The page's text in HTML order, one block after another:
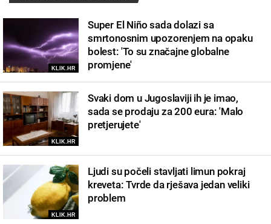
KLIK.HR
Super El Niño sada dolazi sa
smrtonosnim upozorenjem na opaku
bolest: 'To su značajne globalne
promjene'
KLIK.HR
Svaki dom u Jugoslaviji ih je imao,
sada se prodaju za 200 eura: 'Malo
pretjerujete'
KLIK.HR
Ljudi su počeli stavljati limun pokraj
kreveta: Tvrde da rješava jedan veliki
problem